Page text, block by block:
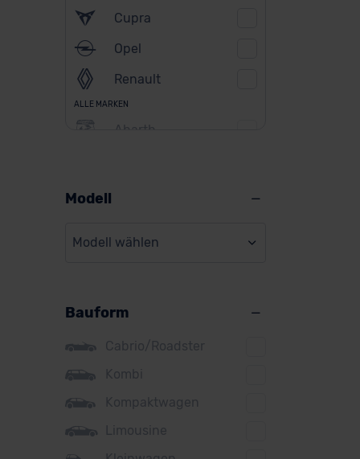
Cupra
Opel
Renault
ALLE MARKEN
Abarth
BMW
Citroen
Cupra
DS
Dacia
Fiat
Modell
Modell wählen
Bauform
Cabrio/Roadster
Kombi
Kompaktwagen
Limousine